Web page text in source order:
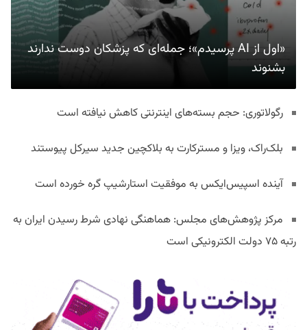
«اول از AI پرسیدم»؛ جمله‌ای که پزشکان دوست ندارند
بشنوند
رگولاتوری: حجم بسته‌های اینترنتی کاهش نیافته است
بلک‌راک، ویزا و مسترکارت به بلاکچین جدید سیرکل پیوستند
آینده اسپیس‌ایکس به موفقیت استارشیپ گره خورده است
مرکز پژوهش‌های مجلس: هماهنگی نهادی شرط رسیدن ایران به
رتبه ۷۵ دولت الکترونیکی است